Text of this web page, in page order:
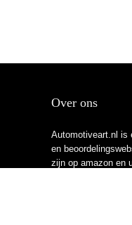
Over ons
Automotiveart.nl is
en
zijn op amazon en